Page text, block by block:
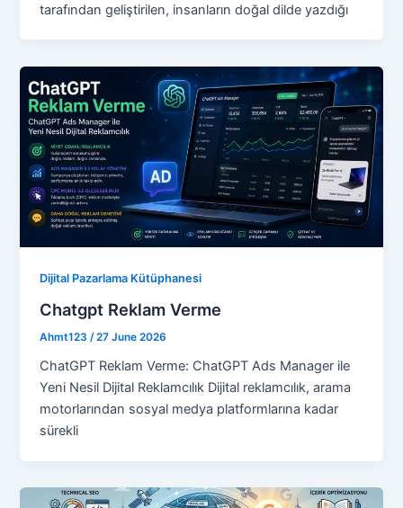
tarafından geliştirilen, insanların doğal dilde yazdığı
Dijital Pazarlama Kütüphanesi
Chatgpt Reklam Verme
Ahmt123 /27 June 2026
ChatGPT Reklam Verme: ChatGPT Ads Manager ile
Yeni Nesil Dijital Reklamcılık Dijital reklamcılık, arama
motorlarından sosyal medya platformlarına kadar
sürekli